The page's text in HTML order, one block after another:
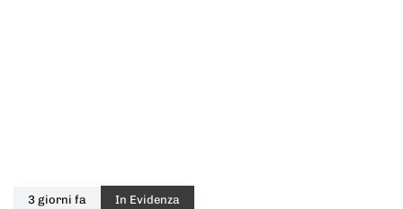
3 giorni fa In Evidenza